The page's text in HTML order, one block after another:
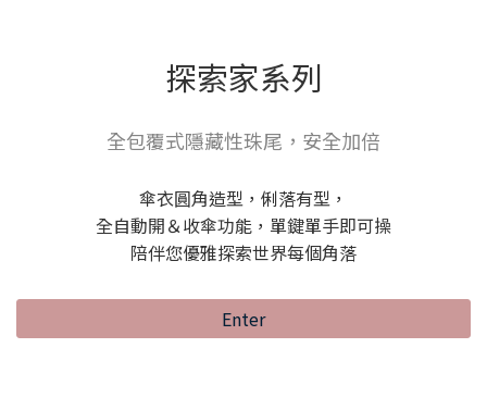
探索家系列
全包覆式隱藏性珠尾，安全加倍
傘衣圓角造型，俐落有型，
全自動開＆收傘功能，單鍵單手即可操
陪伴您優雅探索世界每個角落
Enter